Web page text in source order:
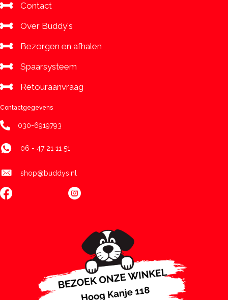
Contact
Over Buddy's
Bezorgen en afhalen
Spaarsysteem
Retouraanvraag
Contactgegevens
030-6919793
06 - 47 21 11 51
shop@buddys.nl